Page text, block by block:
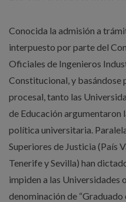
Conocida la admisión a
interpuesto por parte del
Oficiales de Ingenieros
Constitucional, y basándose
procesal, tanto las
de Educación argumentaron
política universitaria.
Superiores de Justicia (País
Tenerife y Sevilla) han
impiden a las Universidades
denominación de “Graduado